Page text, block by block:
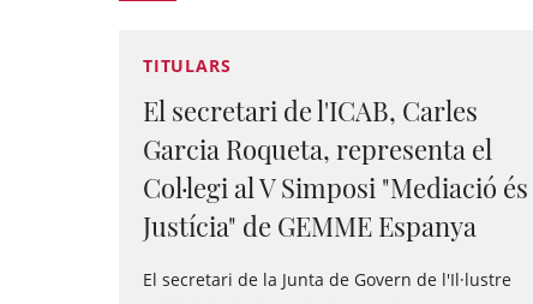
TITULARS
El secretari de l'ICAB, Carles
Garcia Roqueta, representa el
Col·legi al V Simposi "Mediació és
Justícia" de GEMME Espanya
El secretari de la Junta de Govern de l'Il·lustre